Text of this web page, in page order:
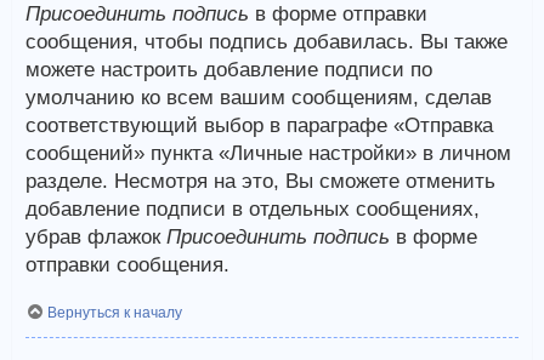
Присоединить подпись в форме отправки
сообщения, чтобы подпись добавилась. Вы также
можете настроить добавление подписи по
умолчанию ко всем вашим сообщениям, сделав
соответствующий выбор в параграфе «Отправка
сообщений» пункта «Личные настройки» в личном
разделе. Несмотря на это, Вы сможете отменить
добавление подписи в отдельных сообщениях,
убрав флажок Присоединить подпись в форме
отправки сообщения.
Вернуться к началу